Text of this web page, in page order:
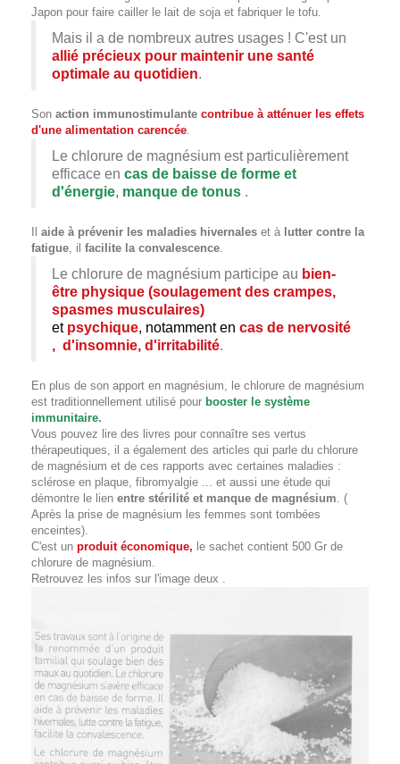
Japon pour faire cailler le lait de soja et fabriquer le tofu.
Mais il a de nombreux autres usages ! C'est un
allié précieux pour maintenir une santé
optimale au quotidien.
Son action immunostimulante contribue à atténuer les effets
d'une alimentation carencée
Le chlorure de magnésium est particulièrement
efficace en cas de baisse de forme et
d'énergie, manque de tonus .
Il aide à prévenir les maladies hivernales et à lutter contre la
fatigue , il facilite la convalescence
Le chlorure de magnésium participe au bien-
être physique (soulagement des crampes,
spasmes musculaires)
et psychique, notamment en cas de nervosité
, d'insomnie, d'irritabilité.
En plus de son apport en magnésium, le chlorure de magnésium
est traditionnellement utilisé pour booster le système
immunitaire.
Vous pouvez lire des livres pour connaître ses vertus
thérapeutiques, il a également des articles qui parle du chlorure
de magnésium et de ces rapports avec certaines maladies :
sclérose en plaque, fibromyalgie ... et aussi une étude qui
démontre le lien entre stérilité et manque de magnésium . (
Après la prise de magnésium les femmes sont tombées
enceintes).
C'est un produit économique, le sachet contient 500 Gr de
chlorure de magnésium.
Retrouvez les infos sur l'image deux .